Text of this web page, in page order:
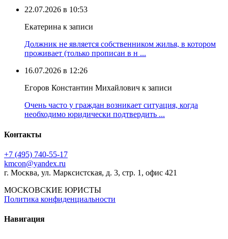
22.07.2026 в 10:53
Екатерина к записи
Должник не является собственником жилья, в котором
проживает (только прописан в н ...
16.07.2026 в 12:26
Егоров Константин Михайлович к записи
Очень часто у граждан возникает ситуация, когда
необходимо юридически подтвердить ...
Контакты
+7 (495) 740‑55‑17
kmcon@yandex.ru
г. Москва, ул. Марксистская, д. 3, стр. 1, офис 421
МОСКОВСКИЕ ЮРИСТЫ
Политика конфиденциальности
Навигация